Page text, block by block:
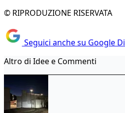
© RIPRODUZIONE RISERVATA
Seguici anche su Google
Altro di Idee e Commenti